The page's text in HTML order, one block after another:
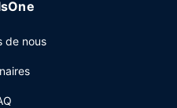
dans le hall et un service
de nous